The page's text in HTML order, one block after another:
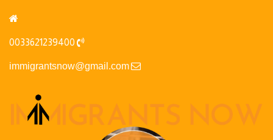
immigrantsnow@gmail.com